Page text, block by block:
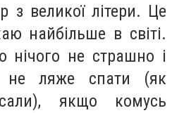
з великої літери. Це
найбільше в світі.
не страшно і
не ляже спати (як
якщо комусь